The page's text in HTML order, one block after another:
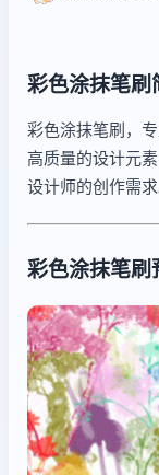
彩色涂抹笔刷
彩色涂抹笔刷，
高质量的设计元
设计师的创作需求
彩色涂抹笔刷